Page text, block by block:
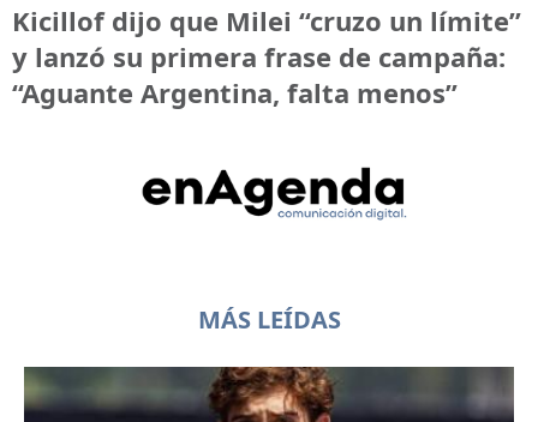
Kicillof dijo que Milei “cruzo un límite”
y lanzó su primera frase de campaña:
“Aguante Argentina, falta menos”
MÁS LEÍDAS